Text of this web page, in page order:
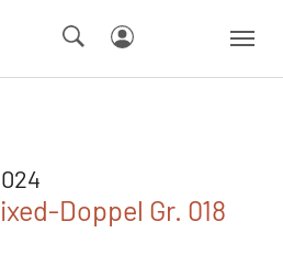
Doppel Gr. 018